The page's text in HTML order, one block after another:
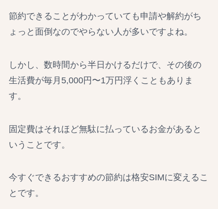
節約できることがわかっていても申請や解約がち
ょっと面倒なのでやらない人が多いですよね。
しかし、数時間から半日かけるだけで、その後の
生活費が毎月5,000円〜1万円浮くこともありま
す。
固定費はそれほど無駄に払っているお金があると
いうことです。
今すぐできるおすすめの節約は格安SIMに変えるこ
とです。